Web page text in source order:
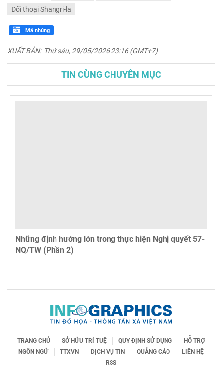
Đối thoại Shangri-la
Mã nhúng
XUẤT BẢN: Thứ sáu, 29/05/2026 23:16 (GMT+7)
TIN CÙNG CHUYÊN MỤC
Những định hướng lớn trong thực hiện Nghị quyết 57-
NQ/TW (Phần 2)
TRANG CHỦ SỞ HỮU TRÍ TUỆ QUY ĐỊNH SỬ DỤNG
HỖ TRỢ
NGÔN NGỮ
TTXVN DỊCH VỤ TIN QUẢNG CÁO
LIÊN HỆ
RSS